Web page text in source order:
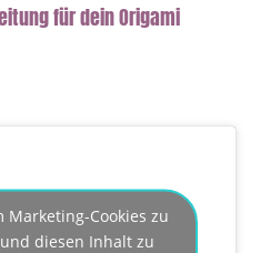
für dein Origami
Marketing-Cookies zu
diesen Inhalt zu